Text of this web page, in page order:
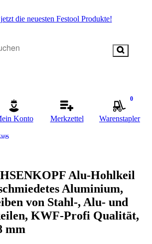
die neuesten Festool Produkte!
Konto Merkzettel
0
Warenstapler
Keile
Alu-Hohlkeil
Aluminium,
von Stahl-, Alu- und
KWF-Profi Qualität,
mm